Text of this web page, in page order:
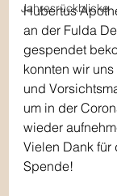
Jahresrückblicke
Hubertus
an der Fulda
gespendet
konnten wir
und
um in der
wieder
Vielen Dank
Spende!